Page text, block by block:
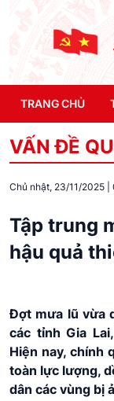
TRANG CHỦ
VẤN ĐỀ
Chủ nhật, 23/11/2025
Tập trung
hậu quả
Đợt mưa lũ vừa
các tỉnh Gia
Hiện nay, chính
toàn lực lượng,
dân các vùng bị